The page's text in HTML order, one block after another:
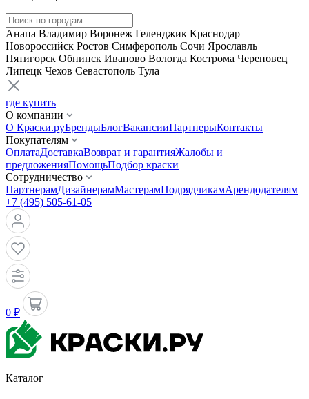
Анапа Владимир Воронеж Геленджик Краснодар
Новороссийск Ростов Симферополь Сочи Ярославль
Пятигорск Обнинск Иваново Вологда Кострома Череповец
Липецк Чехов Севастополь Тула
где купить
О компании
О Краски.руБрендыБлогВакансииПартнерыКонтакты
Покупателям
ОплатаДоставкаВозврат и гарантияЖалобы и
предложенияПомощьПодбор краски
Сотрудничество
ПартнерамДизайнерамМастерамПодрядчикамАрендодателям
+7 (495) 505-61-05
0 ₽
Каталог